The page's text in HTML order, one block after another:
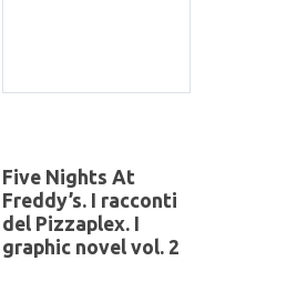
Five Nights At
Freddy’s. I racconti
del Pizzaplex. I
graphic novel vol. 2